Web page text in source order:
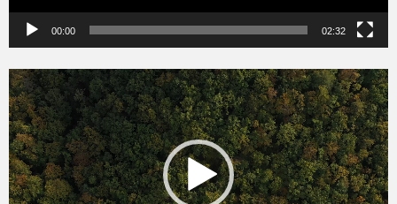
00:00 02:32
Videólejátszó